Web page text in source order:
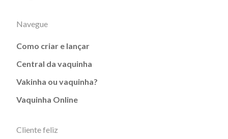
Navegue
Como criar e lançar
Central da vaquinha
Vakinha ou vaquinha?
Vaquinha Online
Cliente feliz